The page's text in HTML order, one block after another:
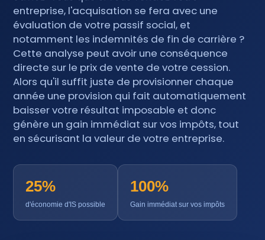
entreprise, l'acquisation se fera avec une
évaluation de votre passif social, et
notamment les indemnités de fin de carrière ?
Cette analyse peut avoir une conséquence
directe sur le prix de vente de votre cession.
Alors qu'il suffit juste de provisionner chaque
année une provision qui fait automatiquement
baisser votre résultat imposable et donc
génère un gain immédiat sur vos impôts, tout
en sécurisant la valeur de votre entreprise.
25%
d'économie d'IS possible
100%
Gain immédiat sur vos impôts